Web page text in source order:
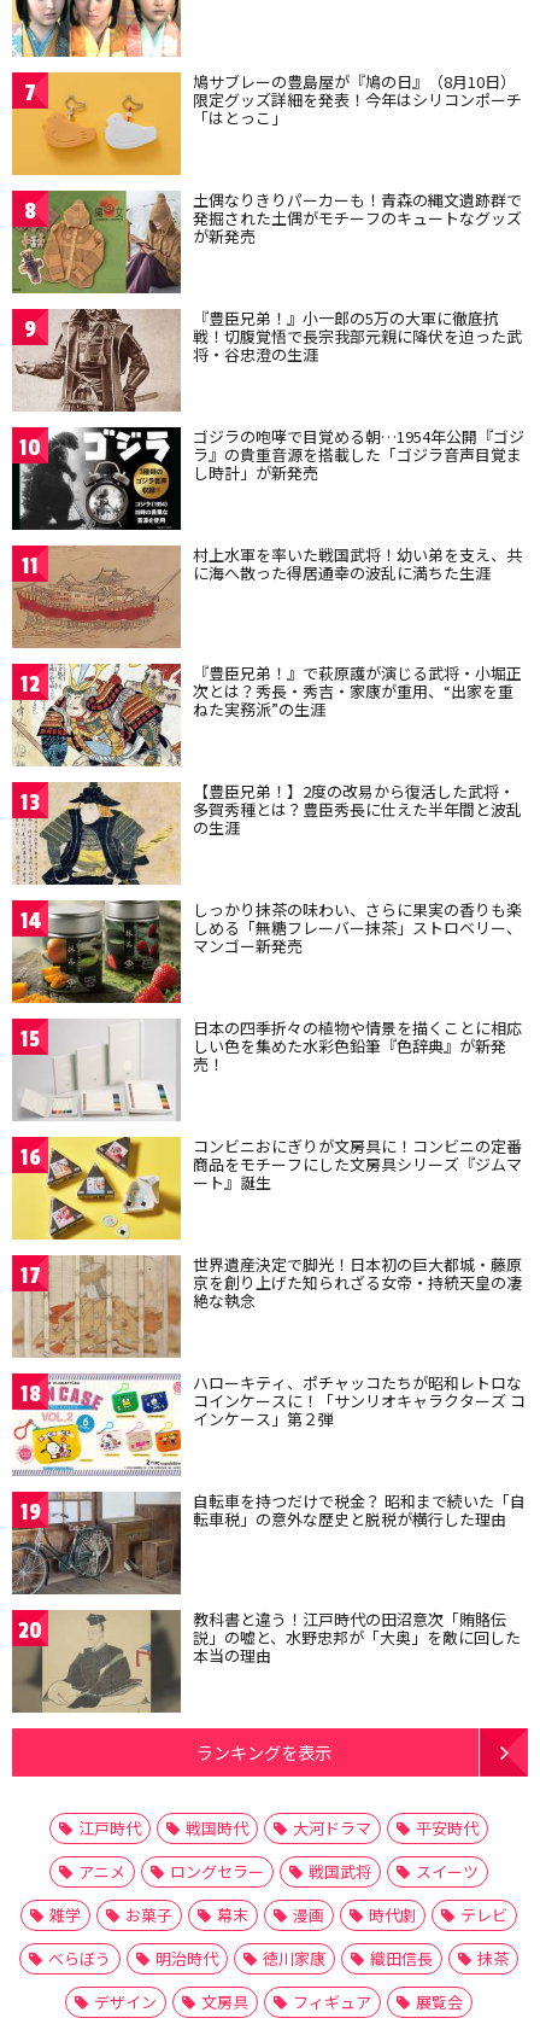
7 鳩サブレーの豊島屋が『鳩の日』（8月10日）
限定グッズ詳細を発表！今年はシリコンポーチ
「はとっこ」
8 土偶なりきりパーカーも！青森の縄文遺跡群で
発掘された土偶がモチーフのキュートなグッズ
が新発売
9 『豊臣兄弟！』小一郎の5万の大軍に徹底抗
戦！切腹覚悟で長宗我部元親に降伏を迫った武
将・谷忠澄の生涯
10 ゴジラの咆哮で目覚める朝…1954年公開『ゴジ
ラ』の貴重音源を搭載した「ゴジラ音声目覚ま
し時計」が新発売
11 村上水軍を率いた戦国武将！幼い弟を支え、共
に海へ散った得居通幸の波乱に満ちた生涯
12 『豊臣兄弟！』で萩原護が演じる武将・小堀正
次とは？秀長・秀吉・家康が重用、“出家を重
ねた実務派”の生涯
13 【豊臣兄弟！】2度の改易から復活した武将・
多賀秀種とは？豊臣秀長に仕えた半年間と波乱
の生涯
14 しっかり抹茶の味わい、さらに果実の香りも楽
しめる「無糖フレーバー抹茶」ストロベリー、
マンゴー新発売
15 日本の四季折々の植物や情景を描くことに相応
しい色を集めた水彩色鉛筆『色辞典』が新発
売！
16 コンビニおにぎりが文房具に！コンビニの定番
商品をモチーフにした文房具シリーズ『ジムマ
ート』誕生
17 世界遺産決定で脚光！日本初の巨大都城・藤原
京を創り上げた知られざる女帝・持統天皇の凄
絶な執念
18 ハローキティ、ポチャッコたちが昭和レトロな
コインケースに！「サンリオキャラクターズ コ
インケース」第２弾
19 自転車を持つだけで税金？ 昭和まで続いた「自
転車税」の意外な歴史と脱税が横行した理由
20 教科書と違う！江戸時代の田沼意次「賄賂伝
説」の嘘と、水野忠邦が「大奥」を敵に回した
本当の理由
ランキングを表示
江戸時代 戦国時代 大河ドラマ
平安時代
アニメ
ロングセラー 戦国武将
スイーツ
雑学
お菓子 幕末 漫画 時代劇
テレビ
べらぼう
明治時代 徳川家康 織田信長
抹茶
デザイン
文房具 フィギュア
展覧会